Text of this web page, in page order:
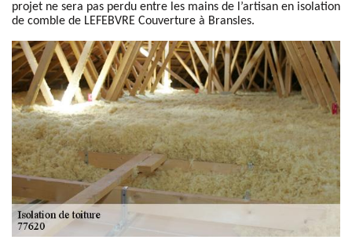
projet ne sera pas perdu entre les mains de l’artisan en isolation
de comble de LEFEBVRE Couverture à Bransles.